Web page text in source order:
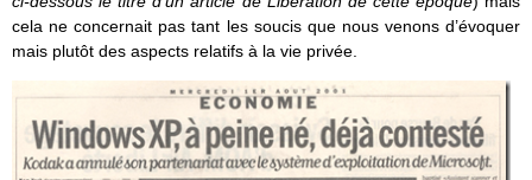
cela ne concernait pas tant les soucis que nous venons d’évoquer
mais plutôt des aspects relatifs à la vie privée.